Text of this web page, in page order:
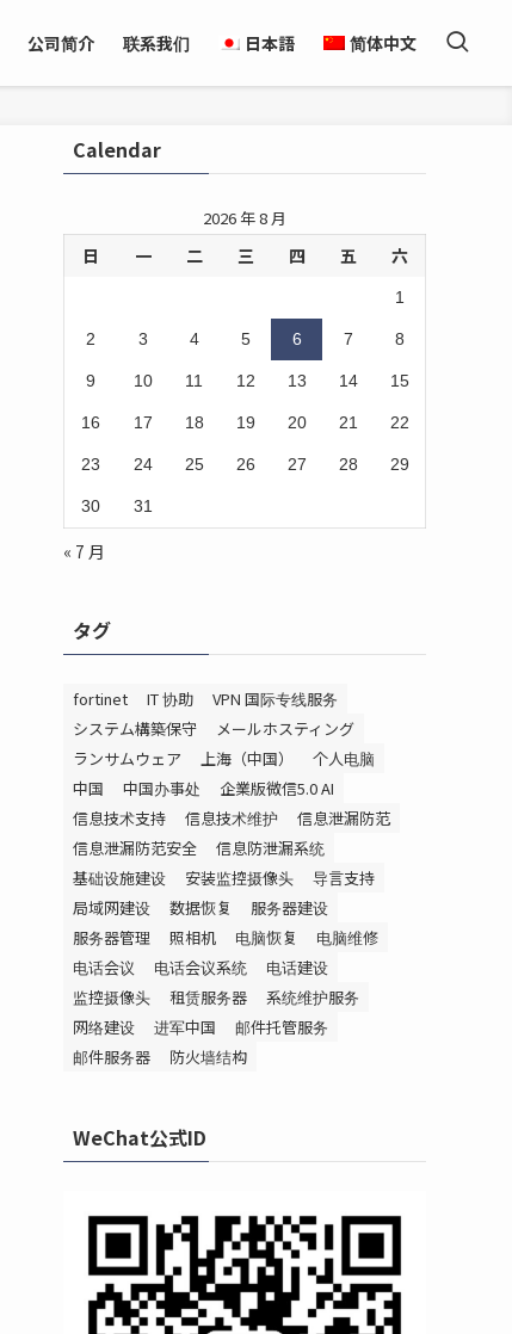
公司简介 联系我们 日本語 简体中文
Calendar
2026 年 8 月
日 一 二 三 四 五 六
1
2 3 4 5 6 7 8
9 10 11 12 13 14 15
16 17 18 19 20 21 22
23 24 25 26 27 28 29
30 31
« 7 月
タグ
fortinet IT 协助
VPN 国际专线服务
システム構築保守
メールホスティング
ランサムウェア
上海（中国）
个人电脑
中国
中国办事处
企業版微信5.0 AI
信息技术支持
信息技术维护
信息泄漏防范
信息泄漏防范安全
信息防泄漏系统
基础设施建设
安装监控摄像头
导言支持
局域网建设
数据恢复
服务器建设
服务器管理
照相机 电脑恢复
电脑维修
电话会议
电话会议系统
电话建设
监控摄像头
租赁服务器
系统维护服务
网络建设
进军中国
邮件托管服务
邮件服务器
防火墙结构
WeChat公式ID